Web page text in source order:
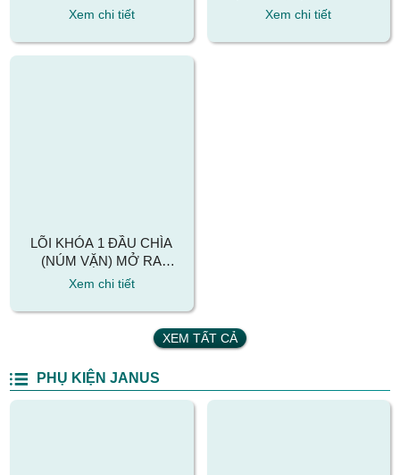
LỚP CHẤT LIỆU HỢP
Xem chi tiết
KINLONG KIL3047/T
Xem chi tiết
LÕI KHÓA 1 ĐẦU CHÌA
(NÚM VẶN) MỞ RA
KINLONG KIL4730/T
Xem chi tiết
XEM TẤT CẢ
PHỤ KIỆN JANUS